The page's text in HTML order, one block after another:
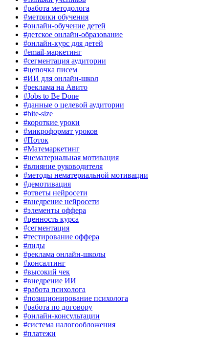
#работа методолога
#метрики обучения
#онлайн-обучение детей
#детское онлайн-образование
#онлайн-курс для детей
#email-маркетинг
#сегментация аудитории
#цепочка писем
#ИИ для онлайн-школ
#реклама на Авито
#Jobs to Be Done
#данные о целевой аудитории
#bite-size
#короткие уроки
#микроформат уроков
#Поток
#Матемаркетинг
#нематериальная мотивация
#влияние руководителя
#методы нематериальной мотивации
#демотивация
#ответы нейросети
#внедрение нейросети
#элементы оффера
#ценность курса
#сегментация
#тестирование оффера
#лиды
#реклама онлайн-школы
#консалтинг
#высокий чек
#внедрение ИИ
#работа психолога
#позиционирование психолога
#работа по договору
#онлайн-консультации
#система налогообложения
#платежи